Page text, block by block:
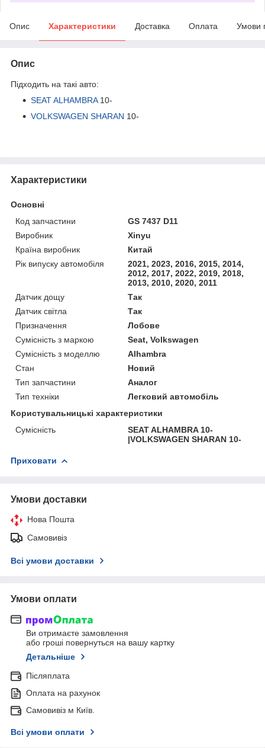
Опис Характеристики Доставка Оплата Умови
Опис
Підходить на такі авто:
SEAT ALHAMBRA10-
VOLKSWAGEN SHARAN 10-
Характеристики
Основні
Код запчастини
GS 7437 D11
Виробник
Xinyu
Країна виробник
Китай
Рік випуску автомобіля
2021, 2023, 2016, 2015, 2014,
2012, 2017, 2022, 2019, 2018,
2013, 2010, 2020, 2011
Датчик дощу
Так
Датчик світла
Так
Призначення
Лобове
Сумісність з маркою
Seat, Volkswagen
Сумісність з моделлю
Alhambra
Стан
Новий
Тип запчастини
Аналог
Тип техніки
Легковий автомобіль
Користувальницькі характеристики
Сумісність
SEAT ALHAMBRA 10-
|VOLKSWAGEN SHARAN 10-
Приховати
Умови доставки
Нова Пошта
Самовивіз
Всі умови доставки
Умови оплати
Ви отримаєте замовлення
або гроші повернуться на вашу картку
Детальніше
Післяплата
Оплата на рахунок
Самовивіз м Київ.
Всі умови оплати